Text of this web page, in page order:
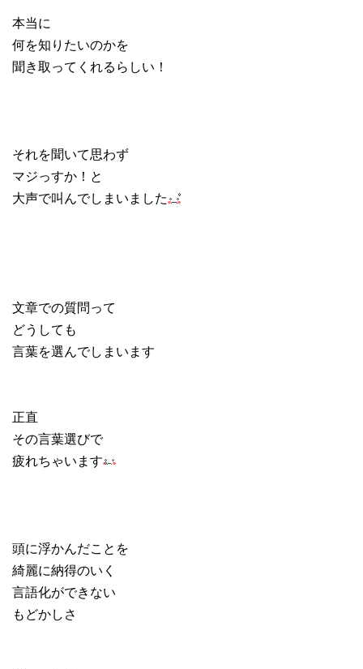
本当に
何を知りたいのかを
聞き取ってくれるらしい！
それを聞いて思わず
マジっすか！と
大声で叫んでしまいました
文章での質問って
どうしても
言葉を選んでしまいます
正直
その言葉選びで
疲れちゃいます
頭に浮かんだことを
綺麗に納得のいく
言語化ができない
もどかしさ